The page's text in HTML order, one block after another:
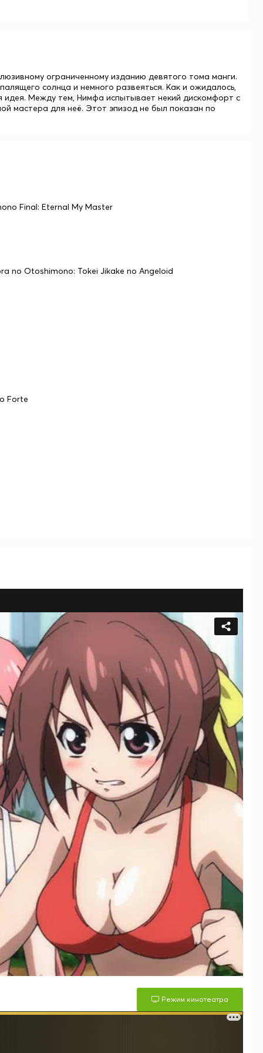
ограниченному изданию девятого тома манги.
солнца и немного развеяться. Как и ожидалось,
идея. Между тем, Нимфа испытывает некий дискомфорт с
мастера для неё. Этот эпизод не был показан по
Final: Eternal My Master
no Otoshimono: Tokei Jikake no Angeloid
Forte
Режим кинотеатра